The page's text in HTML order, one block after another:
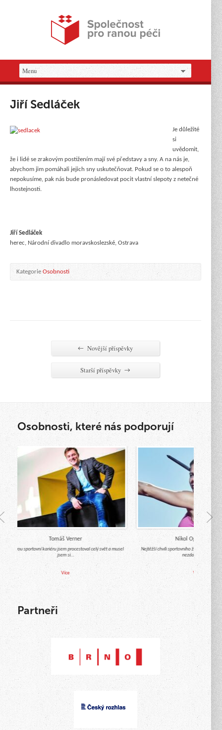
Jiří Sedláček
Je důležité
si
uvědomit,
že i lidé se zrakovým postižením mají své představy a sny. A na nás je,
abychom jim pomáhali jejich sny uskutečňovat. Pokud se o to alespoň
nepokusíme, pak nás bude pronásledovat pocit vlastní slepoty z netečné
lhostejnosti.
Jiří Sedláček
herec, Národní divadlo moravskoslezské, Ostrava
Kategorie Osobnosti
← Novější příspěvky
Starší příspěvky →
Osobnosti, které nás podporují
Tomáš Verner
Za svou sportovní kariéru jsem procestoval celý svět a musel
jsem si…
Více
Nikol Ogrodníková
Nejtěžší chvíli sportovního života je se
nezdaru. Těch…
Více
Partneři